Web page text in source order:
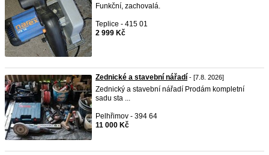
Funkční, zachovalá.
Teplice - 415 01
2 999 Kč
Zednické a stavební nářadí - [7.8. 2026]
Zednický a stavební nářadí Prodám kompletní
sadu sta ...
Pelhřimov - 394 64
11 000 Kč